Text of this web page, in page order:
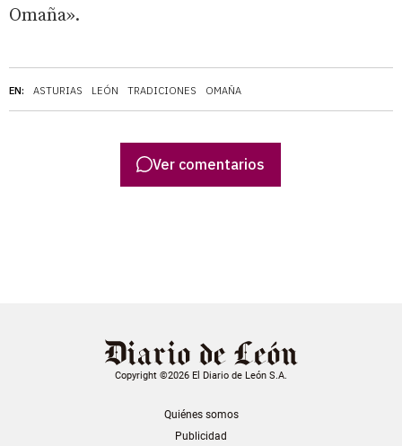
EN: ASTURIAS LEÓN TRADICIONES OMAÑA
Omaña».
Ver comentarios
Copyright ©2026 El Diario de León S.A.
Quiénes somos
Publicidad